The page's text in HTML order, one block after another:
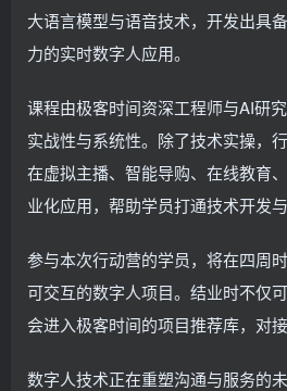
大语言模型与语音技术，开发出具
力的实时数字人应用。
课程由极客时间资深工程师与AI研
实战性与系统性。除了技术实操，
在虚拟主播、智能导购、在线教育
业化应用，帮助学员打通技术开发
参与本次行动营的学员，将在四周
可交互的数字人项目。结业时不仅
会进入极客时间的项目推荐库，对
数字人技术正在重塑沟通与服务的